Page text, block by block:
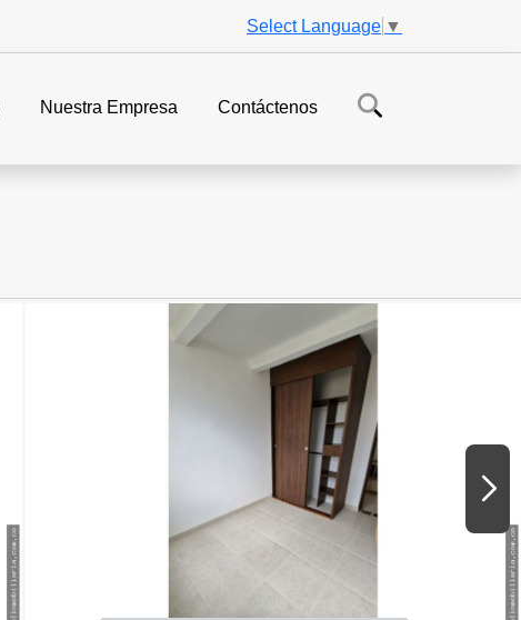
Select Language ▼
Nuestra Empresa Contáctenos